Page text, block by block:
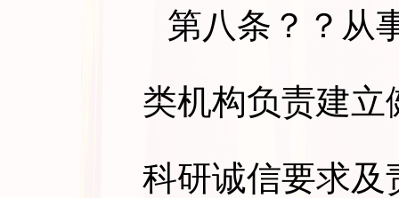
第八条 ？？从
类机构负责建
科研诚信要求及